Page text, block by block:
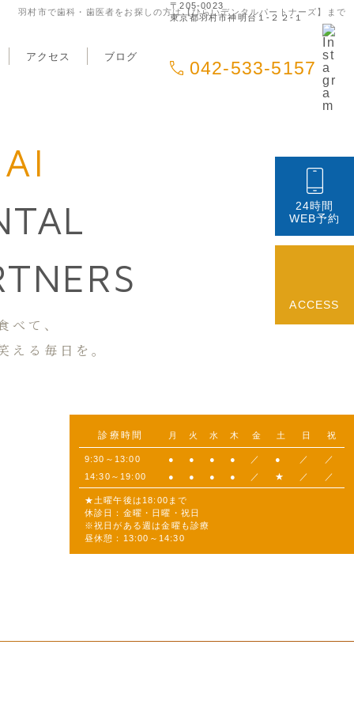
羽村市で歯科・歯医者をお探しの方は【ひらいデンタルパートナーズ】まで
アクセス ブログ
〒205-0023
東京都羽村市神明台１-２２-１
042-533-5157
24時間
WEB予約
ACCESS
べて、
える毎日を。
診療時間 月 火 水 木 金 土 日 祝
9:30～13:00 ● ● ● ● ／ ● ／
／
14:30～19:00
● ● ● ● ／ ★ ／ ／
★土曜午後は18:00まで
休診日：金曜・日曜・祝日
※祝日がある週は金曜も診療
昼休憩：13:00～14:30